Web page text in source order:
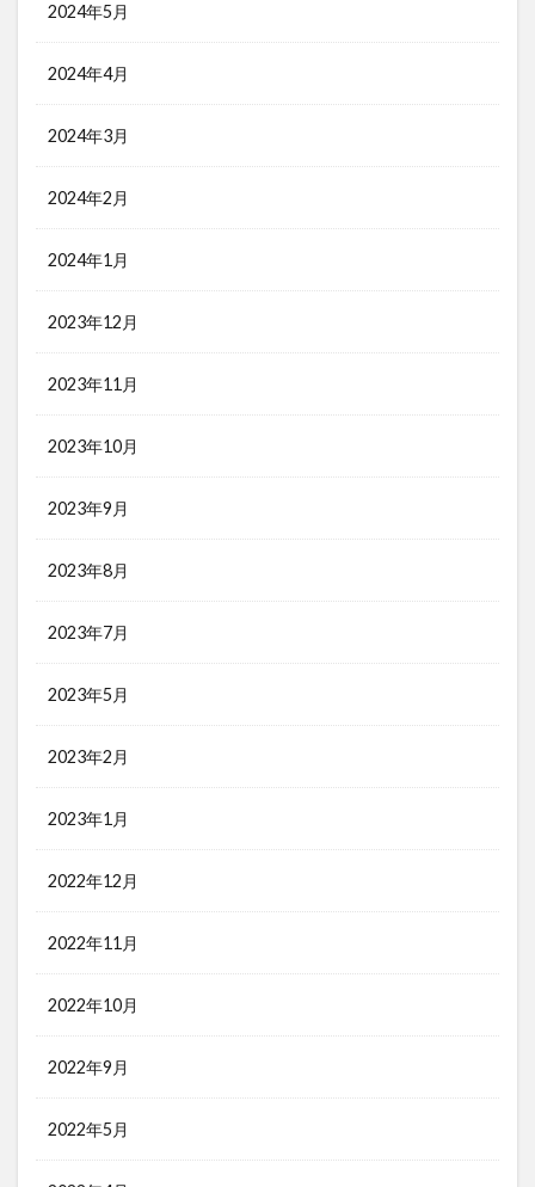
2024年5月
2024年4月
2024年3月
2024年2月
2024年1月
2023年12月
2023年11月
2023年10月
2023年9月
2023年8月
2023年7月
2023年5月
2023年2月
2023年1月
2022年12月
2022年11月
2022年10月
2022年9月
2022年5月